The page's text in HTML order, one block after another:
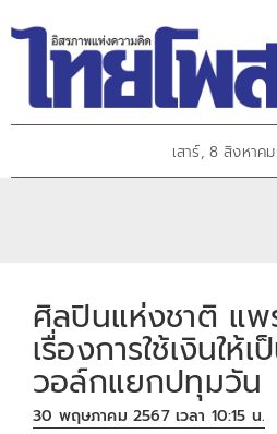
เสาร์, 8 สิงหาค
ศิลปินแห่งชาติ แพ
เรื่องการใช้เงินใ
วอล์กแยกปทุมวัน
30 พฤษภาคม 2567 เวลา 10:15 น.